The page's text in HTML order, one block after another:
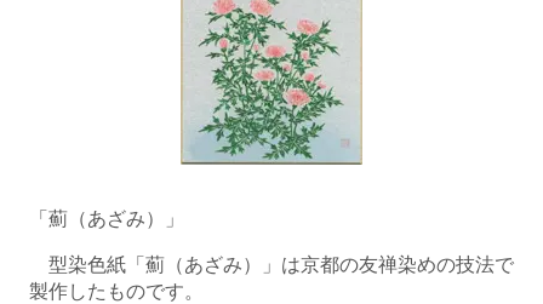
「薊（あざみ）」
型染色紙「薊（あざみ）」は京都の友禅染めの技法で
製作したものです。